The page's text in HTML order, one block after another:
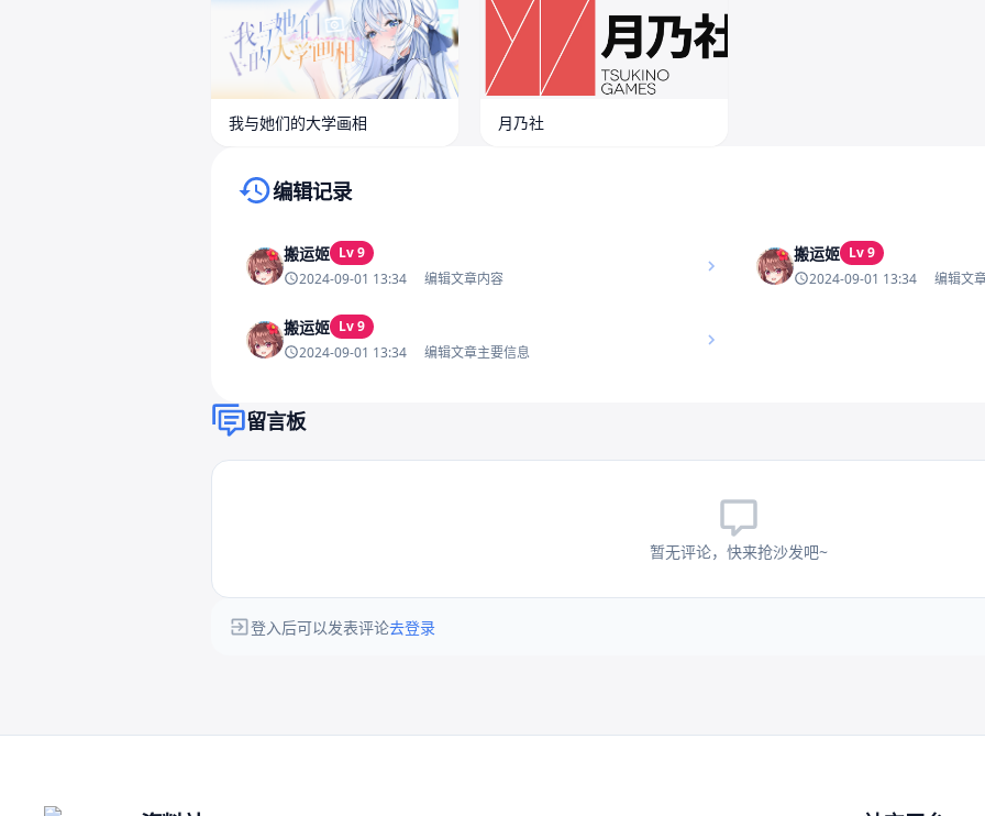
我与她们的大学画相 月乃社
编辑记录
搬运姬 Lv 9
2024-09-01 13:34
编辑文章内容
搬运姬 Lv 9
2024-09-01 13:34
编辑文
搬运姬 Lv 9
2024-09-01 13:34
编辑文章主要信息
留言板
暂无评论，快来抢沙发吧~
登入后可以发表评论去登录